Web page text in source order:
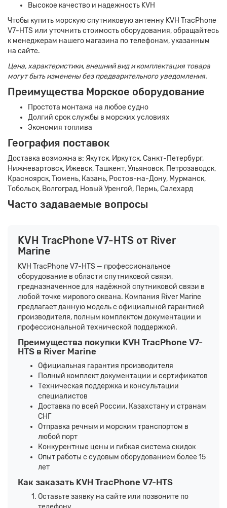
Высокое качество и надежность KVH
Чтобы купить морскую спутниковую антенну KVH TracPhone
V7-HTS или уточнить стоимость оборудования, обращайтесь
к менеджерам нашего магазина по телефонам, указанным
на сайте.
Цена, характеристики, внешний вид и комплектация товара
могут быть изменены без предварительного уведомления.
Преимущества Морское оборудование
Простота монтажа на любое судно
Долгий срок службы в морских условиях
Экономия топлива
География поставок
Доставка возможна в: Якутск, Иркутск, Санкт-Петербург,
Нижневартовск, Ижевск, Ташкент, Ульяновск, Петрозаводск,
Красноярск, Тюмень, Казань, Ростов-на-Дону, Мурманск,
Тобольск, Волгоград, Новый Уренгой, Пермь, Салехард
Часто задаваемые вопросы
KVH TracPhone V7-HTS от River
Marine
KVH TracPhone V7-HTS — профессиональное
оборудование в области спутниковой связи,
предназначенное для надёжной спутниковой связи в
любой точке мирового океана. Компания River Marine
предлагает данную модель с официальной гарантией
производителя, полным комплектом документации и
профессиональной технической поддержкой.
Преимущества покупки KVH TracPhone V7-
HTS в River Marine
Официальная гарантия производителя
Полный комплект документации и сертификатов
Техническая поддержка и консультации
специалистов
Доставка по всей России, Казахстану и странам
СНГ
Отправка речным и морским транспортом в
любой порт
Конкурентные цены и гибкая система скидок
Опыт работы с судовым оборудованием более 15
лет
Как заказать KVH TracPhone V7-HTS
Оставьте заявку на сайте или позвоните по